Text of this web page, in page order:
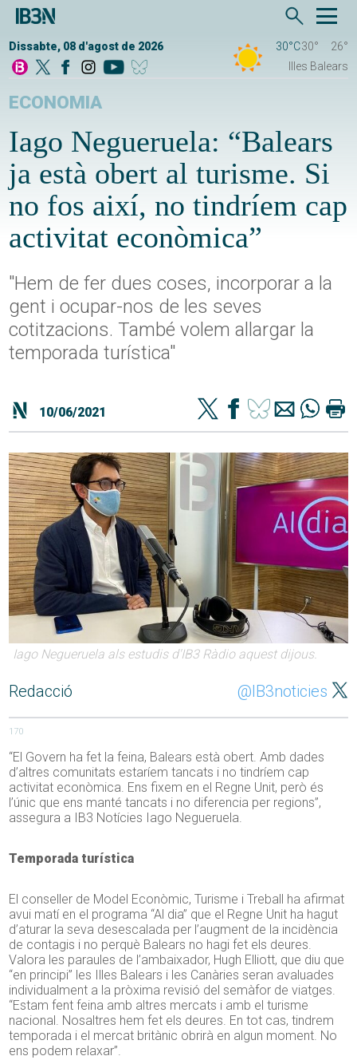
Dissabte, 08 d'agost de 2026 30°C30°
26°
Illes Balears
ECONOMIA
Iago Negueruela: “Balears
ja està obert al turisme. Si
no fos així, no tindríem cap
activitat econòmica”
"Hem de fer dues coses, incorporar a la
gent i ocupar-nos de les seves
cotitzacions. També volem allargar la
temporada turística"
10/06/2021
Iago Negueruela als estudis d'IB3 Ràdio aquest dijous.
Redacció @IB3noticies
170
“El Govern ha fet la feina, Balears està obert. Amb dades
d’altres comunitats estaríem tancats i no tindríem cap
activitat econòmica. Ens fixem en el Regne Unit, però és
l’únic que ens manté tancats i no diferencia per regions”,
assegura a IB3 Notícies Iago Negueruela.
Temporada turística
El conseller de Model Econòmic, Turisme i Treball ha afirmat
avui matí en el programa “Al dia” que el Regne Unit ha hagut
d’aturar la seva desescalada per l’augment de la incidència
de contagis i no perquè Balears no hagi fet els deures.
Valora les paraules de l’ambaixador, Hugh Elliott, que diu que
“en principi” les Illes Balears i les Canàries seran avaluades
individualment a la pròxima revisió del semàfor de viatges.
“Estam fent feina amb altres mercats i amb el turisme
nacional. Nosaltres hem fet els deures. En tot cas, tindrem
temporada i el mercat britànic obrirà en algun moment. No
ens podem relaxar”.